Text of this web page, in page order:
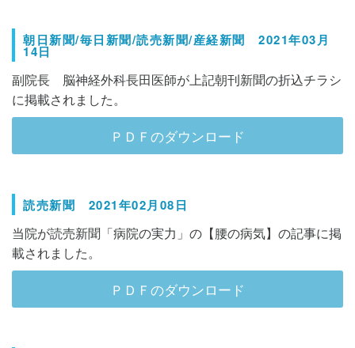
朝日新聞/毎日新聞/読売新聞/産経新聞 2021年03月
14日
副院長 脳神経外科長田医師が上記朝刊新聞の折込チラシ
に掲載されました。
ＰＤＦのダウンロード
読売新聞 2021年02月08日
当院が読売新聞「病院の実力」の【腰の病気】の記事に掲
載されました。
ＰＤＦのダウンロード